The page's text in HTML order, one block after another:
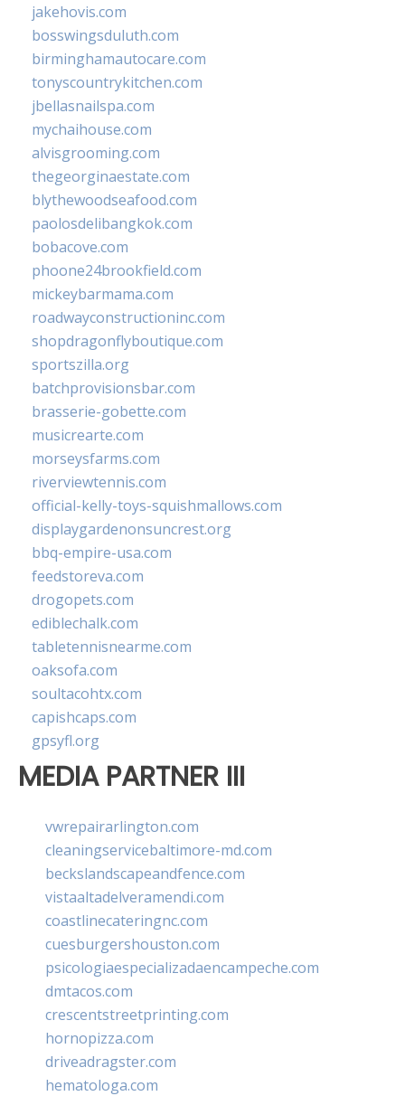
jakehovis.com
bosswingsduluth.com
birminghamautocare.com
tonyscountrykitchen.com
jbellasnailspa.com
mychaihouse.com
alvisgrooming.com
thegeorginaestate.com
blythewoodseafood.com
paolosdelibangkok.com
bobacove.com
phoone24brookfield.com
mickeybarmama.com
roadwayconstructioninc.com
shopdragonflyboutique.com
sportszilla.org
batchprovisionsbar.com
brasserie-gobette.com
musicrearte.com
morseysfarms.com
riverviewtennis.com
official-kelly-toys-squishmallows.com
displaygardenonsuncrest.org
bbq-empire-usa.com
feedstoreva.com
drogopets.com
ediblechalk.com
tabletennisnearme.com
oaksofa.com
soultacohtx.com
capishcaps.com
gpsyfl.org
MEDIA PARTNER III
vwrepairarlington.com
cleaningservicebaltimore-md.com
beckslandscapeandfence.com
vistaaltadelveramendi.com
coastlinecateringnc.com
cuesburgershouston.com
psicologiaespecializadaencampeche.com
dmtacos.com
crescentstreetprinting.com
hornopizza.com
driveadragster.com
hematologa.com